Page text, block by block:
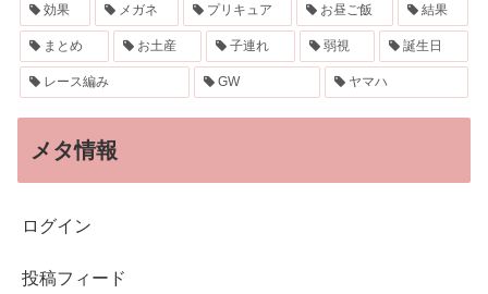
効果 メガネ プリキュア お昼ご飯 結果
まとめ お土産 子連れ 弱視 誕生日
レース編み GW ヤマハ
メタ情報
ログイン
投稿フィード